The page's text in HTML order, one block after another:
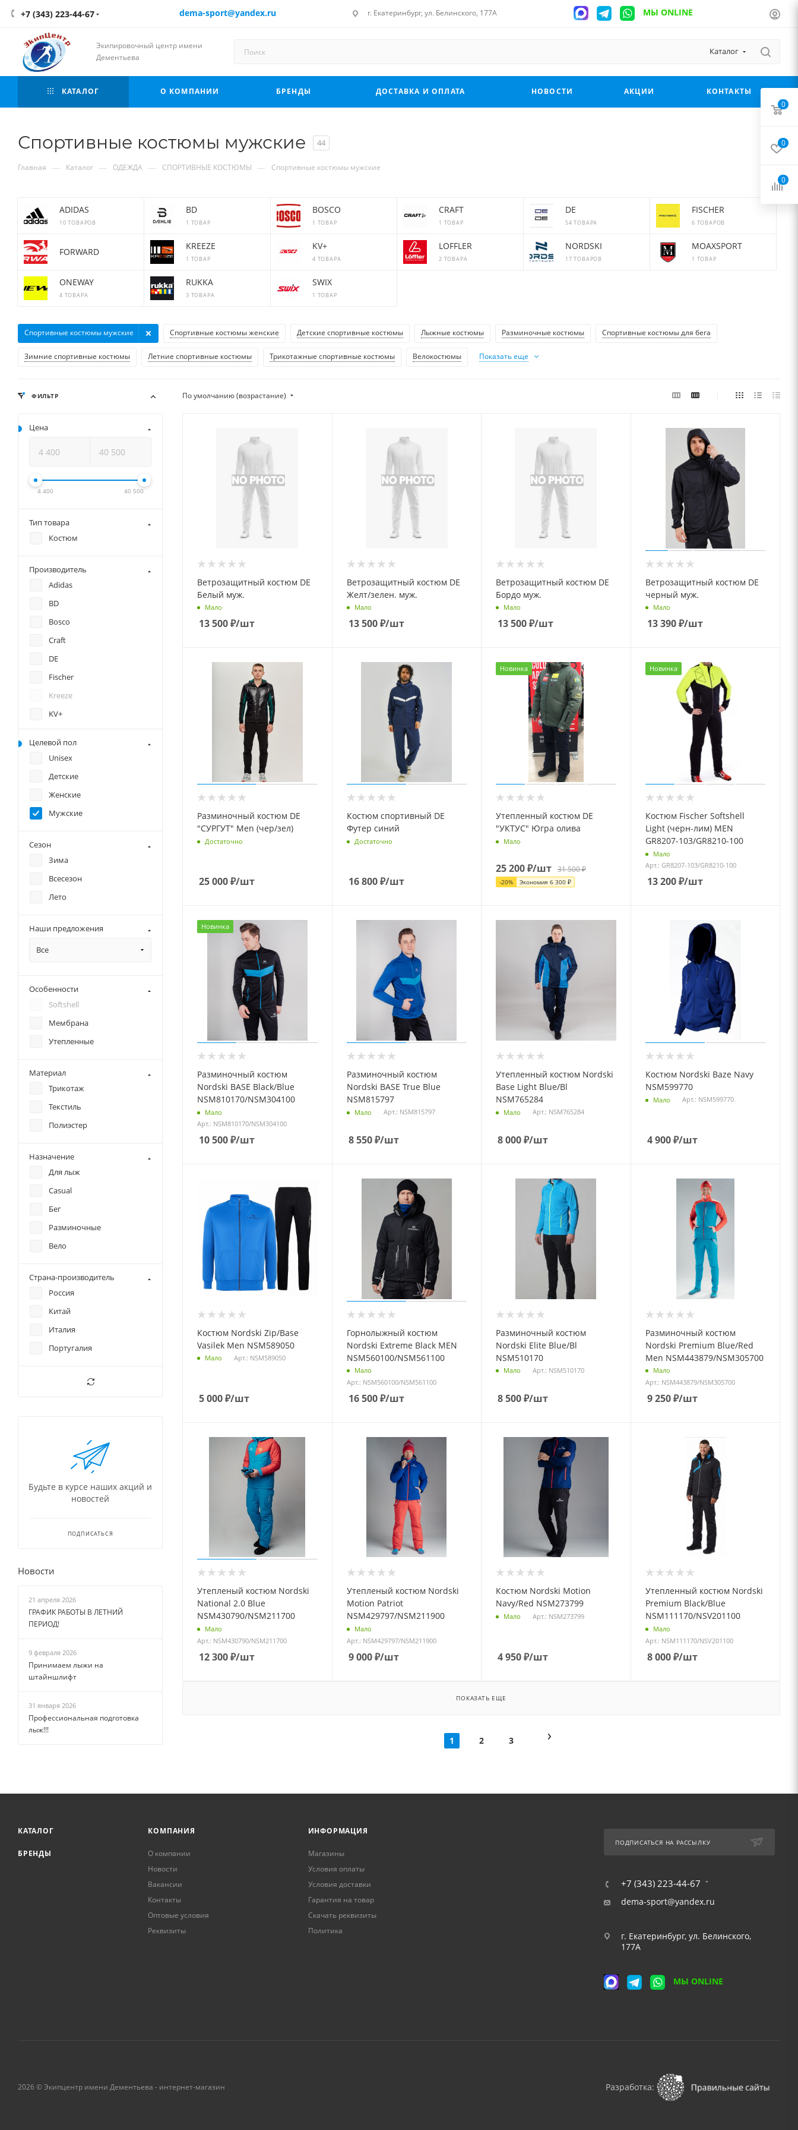
+7 (343) 223-44-67 dema-sport@yandex.ru г. Екатеринбург, ул. Белинского, 177А МЫ ONLINE
Экипировочный центр имени
Дементьева
Каталог
КАТАЛОГ О КОМПАНИИ БРЕНДЫ ДОСТАВКА И ОПЛАТА НОВОСТИ АКЦИИ КОНТАКТЫ
Спортивные костюмы мужские 44
Главная — Каталог — ОДЕЖДА — СПОРТИВНЫЕ КОСТЮМЫ — Спортивные костюмы мужские
ADIDAS
10 ТОВАРОВ
BD
1 ТОВАР
BOSCO
1 ТОВАР
CRAFT
1 ТОВАР
DE
54 ТОВАРА
FISCHER
6 ТОВАРОВ
FORWARD
KREEZE
1 ТОВАР
KV+
4 ТОВАРА
LOFFLER
2 ТОВАРА
NORDSKI
17 ТОВАРОВ
MOAXSPORT
1 ТОВАР
ONEWAY
4 ТОВАРА
RUKKA
3 ТОВАРА
SWIX
1 ТОВАР
Спортивные костюмы женские
Спортивные костюмы мужские Детские спортивные костюмы Лыжные костюмы Разминочные костюмы Спортивные костюмы для бега
Зимние спортивные костюмы Летние спортивные костюмы Трикотажные спортивные костюмы Велокостюмы Показать еще
По умолчанию (возрастание)
Ветрозащитный костюм DE
Белый муж.
Мало
13 500₽/шт
Ветрозащитный костюм DE
Желт/зелен. муж.
Мало
13 500₽/шт
Ветрозащитный костюм DE
Бордо муж.
Мало
13 500₽/шт
Ветрозащитный костюм DE
черный муж.
Мало
13 390₽/шт
Разминочный костюм DE
"СУРГУТ" Men (чер/зел)
Достаточно
25 000₽/шт
Костюм спортивный DE
Футер синий
Достаточно
16 800₽/шт
Новинка
Утепленный костюм DE
"УКТУС" Югра олива
Мало
25 200₽/шт 31 500₽
-20% Экономия 6 300 ₽
Новинка
Костюм Fischer Softshell
Light (черн-лим) MEN
GR8207-103/GR8210-100
Мало
Арт.: GR8207-103/GR8210-100
13 200₽/шт
Новинка
Разминочный костюм
Nordski BASE Black/Blue
NSM810170/NSM304100
Мало
Арт.: NSM810170/NSM304100
10 500₽/шт
Разминочный костюм
Nordski BASE True Blue
NSM815797
Мало Арт.: NSM815797
8 550₽/шт
Утепленный костюм Nordski
Base Light Blue/Bl
NSM765284
Мало Арт.: NSM765284
8 000₽/шт
Костюм Nordski Baze Navy
NSM599770
Мало Арт.: NSM599770
4 900₽/шт
Костюм Nordski Zip/Base
Vasilek Men NSM589050
Мало Арт.: NSM589050
5 000₽/шт
Горнолыжный костюм
Nordski Extreme Black MEN
NSM560100/NSM561100
Мало
Арт.: NSM560100/NSM561100
16 500₽/шт
Разминочный костюм
Nordski Elite Blue/Bl
NSM510170
Мало Арт.: NSM510170
8 500₽/шт
Разминочный костюм
Nordski Premium Blue/Red
Men NSM443879/NSM305700
Мало
Арт.: NSM443879/NSM305700
9 250₽/шт
Утепленый костюм Nordski
National 2.0 Blue
NSM430790/NSM211700
Мало
Арт.: NSM430790/NSM211700
12 300₽/шт
Утепленый костюм Nordski
Motion Patriot
NSM429797/NSM211900
Мало
Арт.: NSM429797/NSM211900
9 000₽/шт
Костюм Nordski Motion
Navy/Red NSM273799
Мало Арт.: NSM273799
4 950₽/шт
Утепленный костюм Nordski
Premium Black/Blue
NSM111170/NSV201100
Мало
Арт.: NSM111170/NSV201100
8 000₽/шт
ПОКАЗАТЬ ЕЩЕ
1 2 3
ФИЛЬТР
Цена
4 400 40 500
Тип товара
Костюм
Производитель
Adidas
BD
Bosco
Craft
DE
Fischer
Kreeze
KV+
Целевой пол
Unisex
Детские
Женские
Мужские
Сезон
Зима
Всесезон
Лето
Наши предложения
Все
Особенности
Softshell
Мембрана
Утепленные
Материал
Трикотаж
Текстиль
Полиэстер
Назначение
Для лыж
Casual
Бег
Разминочные
Вело
Страна-производитель
Россия
Китай
Италия
Португалия
Будьте в курсе наших акций и
новостей
ПОДПИСАТЬСЯ
Новости
21 апреля 2026
ГРАФИК РАБОТЫ В ЛЕТНИЙ
ПЕРИОД!
9 февраля 2026
Принимаем лыжи на
штайншлифт
31 января 2026
Профессиональная подготовка
лыж!!!
КАТАЛОГ
БРЕНДЫ
КОМПАНИЯ
О компании
Новости
Вакансии
Контакты
Оптовые условия
Реквизиты
ИНФОРМАЦИЯ
Магазины
Условия оплаты
Условия доставки
Гарантия на товар
Скачать реквизиты
Политика
ПОДПИСАТЬСЯ НА РАССЫЛКУ
+7 (343) 223-44-67
dema-sport@yandex.ru
г. Екатеринбург, ул. Белинского,
177А
МЫ ONLINE
2026 © Экипцентр имени Дементьева - интернет-магазин Разработка:
0
0
0